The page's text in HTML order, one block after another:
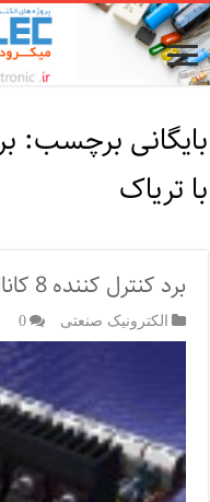
بایگانی برچسب:
با تریاک
برد کنترل کننده 8 کاناله با تریاک
الکترونیک صنعتی 0